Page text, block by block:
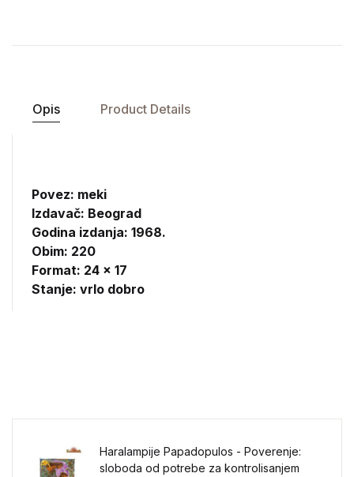
Opis Product Details
Povez: meki
Izdavač: Beograd
Godina izdanja: 1968.
Obim: 220
Format: 24 x 17
Stanje: vrlo dobro
Haralampije Papadopulos - Poverenje:
sloboda od potrebe za kontrolisanjem